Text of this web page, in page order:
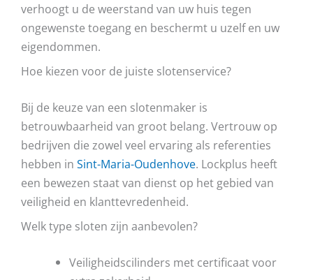
verhoogt u de weerstand van uw huis tegen
ongewenste toegang en beschermt u uzelf en uw
eigendommen.
Hoe kiezen voor de juiste slotenservice?
Bij de keuze van een slotenmaker is
betrouwbaarheid van groot belang. Vertrouw op
bedrijven die zowel veel ervaring als referenties
hebben in Sint-Maria-Oudenhove. Lockplus heeft
een bewezen staat van dienst op het gebied van
veiligheid en klanttevredenheid.
Welk type sloten zijn aanbevolen?
Veiligheidscilinders met certificaat voor